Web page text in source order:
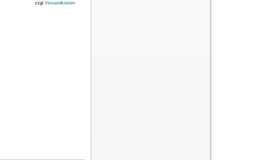
zzgl.Versandkosten